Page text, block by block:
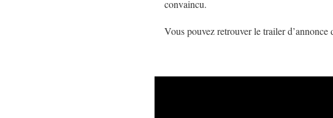
convaincu.
Vous pouvez retrouver le trailer d’annonce